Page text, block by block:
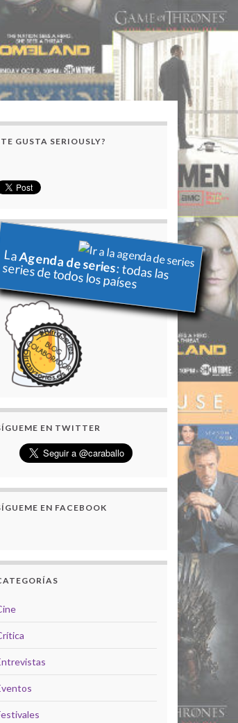
GUSTA SERIOUSLY?
LaAgenda de series: todas las
series de todos los países
EN TWITTER
EN FACEBOOK